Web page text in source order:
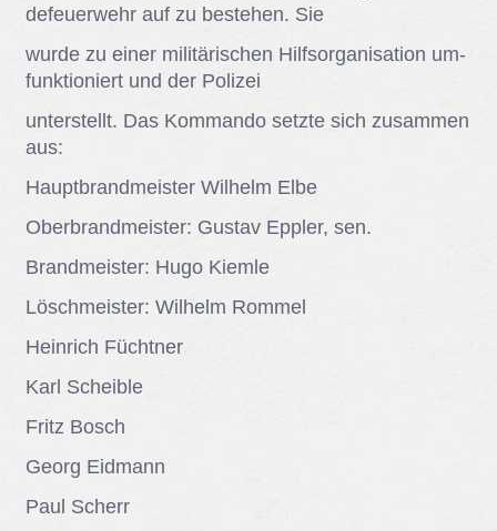
de­feu­er­wehr auf zu be­ste­hen. Sie
wur­de zu ei­ner mi­li­tä­ri­schen Hilfs­or­ga­ni­sa­ti­on um­
funk­tio­niert und der Po­li­zei
un­ter­stellt. Das Kom­man­do setz­te sich zu­sam­men
aus:
Haupt­brand­meis­ter Wil­helm Elbe
Ober­brand­meis­ter: Gus­tav Epp­ler, sen.
Brand­meis­ter: Hugo Kiem­le
Lösch­meis­ter: Wil­helm Rom­mel
Hein­rich Fücht­ner
Karl Schei­b­le
Fritz Bosch
Ge­org Eid­mann
Paul Scherr